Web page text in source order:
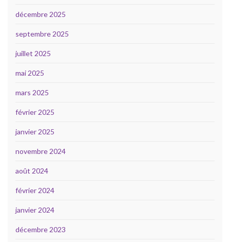
décembre 2025
septembre 2025
juillet 2025
mai 2025
mars 2025
février 2025
janvier 2025
novembre 2024
août 2024
février 2024
janvier 2024
décembre 2023